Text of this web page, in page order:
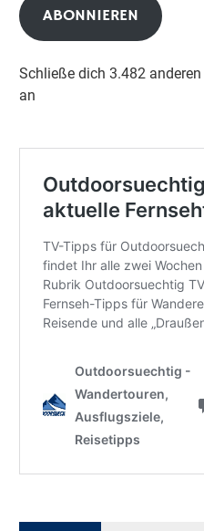
ABONNIEREN
Schließe dich 3.482
an